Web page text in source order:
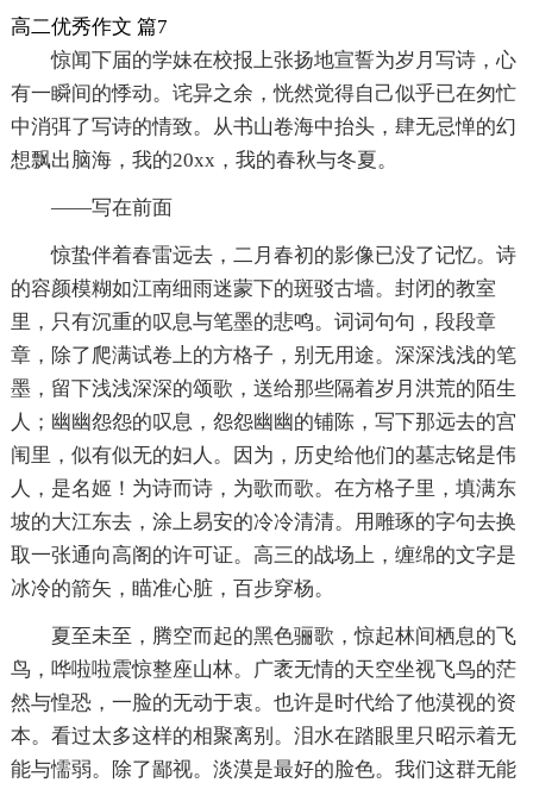
高二优秀作文 篇7
惊闻下届的学妹在校报上张扬地宣誓为岁月写诗，心
有一瞬间的悸动。诧异之余，恍然觉得自己似乎已在匆忙
中消弭了写诗的情致。从书山卷海中抬头，肆无忌惮的幻
想飘出脑海，我的20xx，我的春秋与冬夏。
——写在前面
惊蛰伴着春雷远去，二月春初的影像已没了记忆。诗
的容颜模糊如江南细雨迷蒙下的斑驳古墙。封闭的教室
里，只有沉重的叹息与笔墨的悲鸣。词词句句，段段章
章，除了爬满试卷上的方格子，别无用途。深深浅浅的笔
墨，留下浅浅深深的颂歌，送给那些隔着岁月洪荒的陌生
人；幽幽怨怨的叹息，怨怨幽幽的铺陈，写下那远去的宫
闱里，似有似无的妇人。因为，历史给他们的墓志铭是伟
人，是名姬！为诗而诗，为歌而歌。在方格子里，填满东
坡的大江东去，涂上易安的冷冷清清。用雕琢的字句去换
取一张通向高阁的许可证。高三的战场上，缠绵的文字是
冰冷的箭矢，瞄准心脏，百步穿杨。
夏至未至，腾空而起的黑色骊歌，惊起林间栖息的飞
鸟，哗啦啦震惊整座山林。广袤无情的天空坐视飞鸟的茫
然与惶恐，一脸的无动于衷。也许是时代给了他漠视的资
本。看过太多这样的相聚离别。泪水在踏眼里只昭示着无
能与懦弱。除了鄙视。淡漠是最好的脸色。我们这群无能